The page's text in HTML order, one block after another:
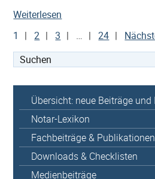
Weiterlesen
im
Überblick“
1 2 3 … 24
Suchen
Übersicht: neue Beiträge und
Notar-Lexikon
Fachbeiträge & Publikationen
Downloads & Checklisten
Medienbeiträge